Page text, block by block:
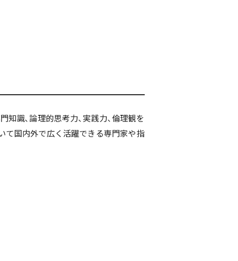
識、論理的思考力、実践力、倫理観を
いて国内外で広く活躍できる専門家や指